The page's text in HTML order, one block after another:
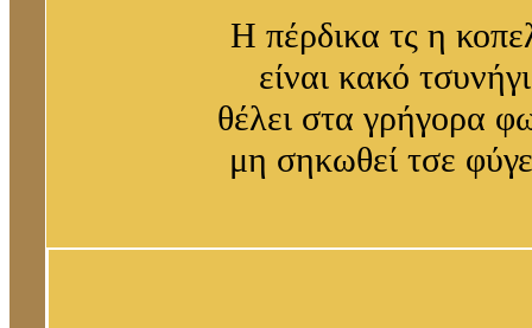
Η πέρδικα τς η
είναι κακό
θέλει στα γρήγορα
μη σηκωθεί τσε